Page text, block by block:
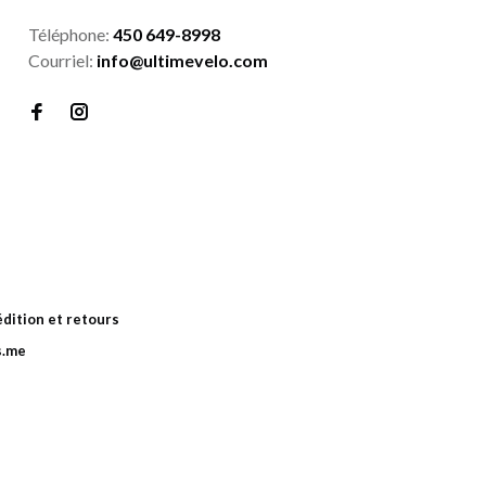
Téléphone: 450 649-8998
Courriel: info@ultimevelo.com
et retours